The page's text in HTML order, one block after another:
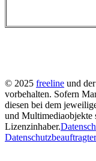
© 2025 freeline und
vorbehalten. Sofern
diesen bei dem
und Multimediaobjekte
Lizenzinhaber.
Datenschutzbeauftragter